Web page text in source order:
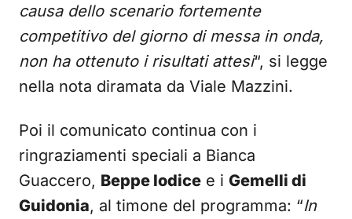
causa dello scenario fortemente
competitivo del giorno di messa in onda,
non ha ottenuto i risultati attesi“, si legge
nella nota diramata da Viale Mazzini.
Poi il comunicato continua con i
ringraziamenti speciali a Bianca
Guaccero, Beppe Iodice e i Gemelli di
Guidonia, al timone del programma: “In